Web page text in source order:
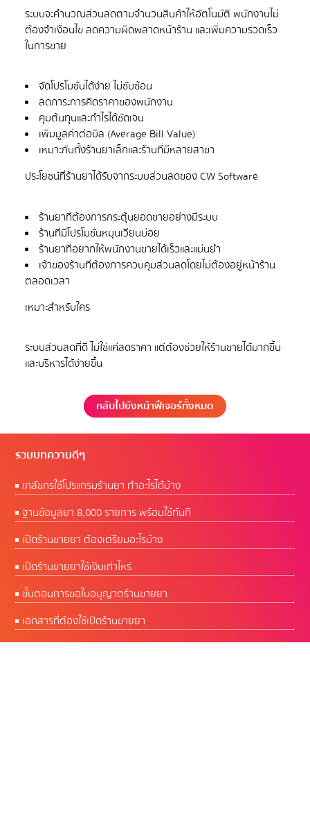
ระบบจะคำนวณส่วนลดตามจำนวนสินค้าให้อัตโนมัติ พนักงานไม่
ต้องจำเงื่อนไข ลดความผิดพลาดหน้าร้าน และเพิ่มความรวดเร็ว
จัดโปรโมชั่นได้ง่าย ไม่ซับซ้อน
ลดภาระการคิดราคาของพนักงาน
คุมต้นทุนและกำไรได้ชัดเจน
เพิ่มมูลค่าต่อบิล (Average Bill Value)
เหมาะกับทั้งร้านยาเล็กและร้านที่มีหลายสาขา
ร้านยาที่ต้องการกระตุ้นยอดขายอย่างมีระบบ
ร้านที่มีโปรโมชั่นหมุนเวียนบ่อย
ร้านยาที่อยากให้พนักงานขายได้เร็วและแม่นยำ
เจ้าของร้านที่ต้องการควบคุมส่วนลดโดยไม่ต้องอยู่หน้าร้าน
ตลอดเวลา
เหมาะสำหรับใคร
ระบบส่วนลดที่ดี ไม่ใช่แค่ลดราคา แต่ต้องช่วยให้ร้านขายได้มากขึ้น
กลับไปยังหน้าฟีเจอร์ทั้งหมด
รวมบทความดีๆ
เภสัชกรใช้โปรแกรมร้านยา ทำอะไรได้บ้าง
ฐานข้อมูลยา 8,000 รายการ พร้อมใช้ทันที
เปิดร้านขายยา ต้องเตรียมอะไรบ้าง
เปิดร้านขายยาใช้เงินเท่าไหร่
ขั้นตอนการขอใบอนุญาตร้านขายยา
เอกสารที่ต้องใช้เปิดร้านขายยา